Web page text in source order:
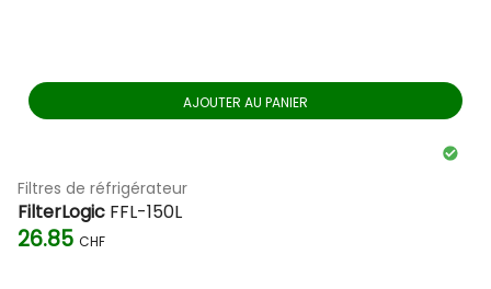
AJOUTER AU PANIER
Filtres de réfrigérateur
FilterLogic FFL-150L
26.85 CHF